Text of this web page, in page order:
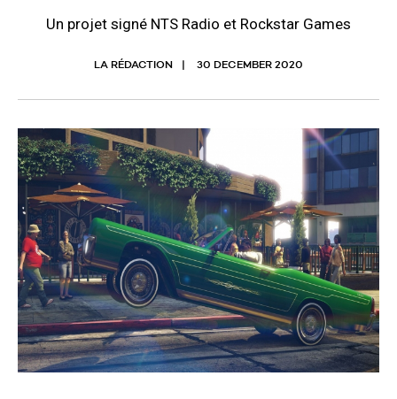
Un projet signé NTS Radio et Rockstar Games
LA RÉDACTION 30 DECEMBER 2020